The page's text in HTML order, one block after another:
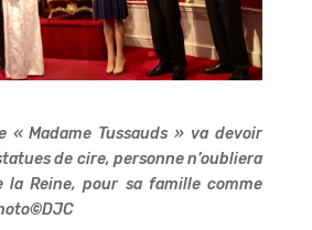
« Madame Tussauds » va devoir
de cire, personne n’oubliera
Reine, pour sa famille comme
©DJC